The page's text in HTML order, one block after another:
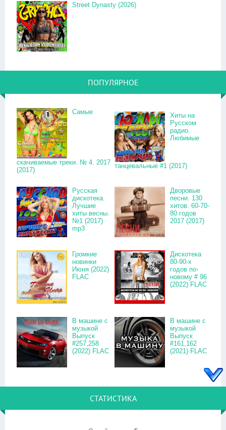
Street Dynasty (2026)
ПОПУЛЯРНОЕ
Самые
скачиваемые треки. № 4. 2017
(2017)
Хиты на
Русском
радио.
Любимые
танцевальные #1 (2017)
Русская
дискотека.
Лучшие
хиты весны.
№1 (2017)
mp3
Дворовые
песни. 130
хитов. 60-70-
80 годов
2017 (2017)
Громкие
новинки
Июня (2022)
FLAC
Дискотека
80-90-х
годов по-
новому # 96
(2022) FLAC
В машине с
музыкой
Выпуск
#257,258
(2022) FLAC
В машине с
музыкой
Выпуск
#161,162
(2021) FLAC
СТАТИСТИКА